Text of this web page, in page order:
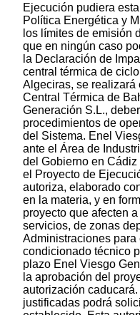
Ejecución pudiera
Política Energética y
los límites de emisión
que en ningún caso
la Declaración de
central térmica de
Algeciras, se realizará
Central Térmica de
Generación S.L.,
procedimientos de
del Sistema. Enel
ante el Área de
del Gobierno en
el Proyecto de
autoriza, elaborado
en la materia, y en
proyecto que afecten
servicios, de zonas
Administraciones para
condicionado técnico
plazo Enel Viesgo
la aprobación del
autorización
justificadas podrá